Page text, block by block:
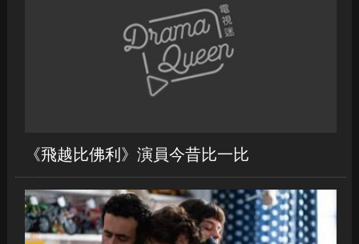
尺度直逼A片！19禁限制級性愛韓劇《觸G
核心》11大看點